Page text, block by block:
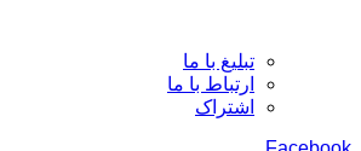
تبلیغ با ما
ارتباط با ما
اشتراک